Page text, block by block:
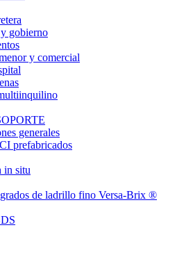
gobierno
y comercial
generales
prefabricados
in situ
de ladrillo fino Versa-Brix ®